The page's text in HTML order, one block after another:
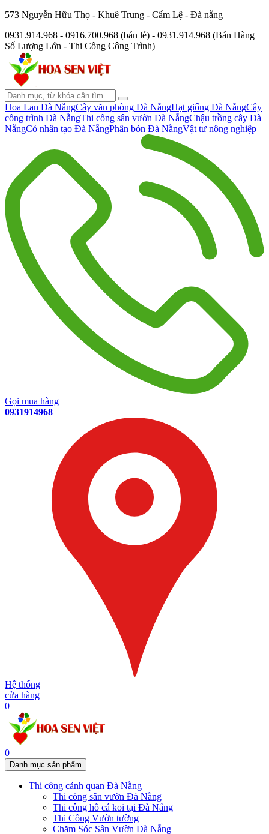
573 Nguyễn Hữu Thọ - Khuê Trung - Cẩm Lệ - Đà nẵng
0931.914.968 - 0916.700.968 (bán lẻ) - 0931.914.968 (Bán Hàng
Số Lượng Lớn - Thi Công Công Trình)
Hoa Lan Đà NẵngCây văn phòng Đà NẵngHạt giống Đà NẵngCây
công trình Đà NẵngThi công sân vườn Đà NẵngChậu trồng cây Đà
NẵngCỏ nhân tạo Đà NẵngPhân bón Đà NẵngVật tư nông nghiệp
Gọi mua hàng
0931914968
Hệ thống
cửa hàng
0
0
Danh mục sản phẩm
Thi công cảnh quan Đà Nẵng
Thi công sân vườn Đà Nẵng
Thi công hồ cá koi tại Đà Nẵng
Thi Công Vườn tường
Chăm Sóc Sân Vườn Đà Nẵng